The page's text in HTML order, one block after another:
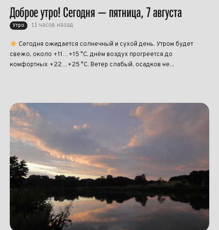
Доброе утро! Сегодня — пятница, 7 августа
Утро 11 часов назад
Сегодня ожидается солнечный и сухой день. Утром будет
свежо, около +11…+15 °C, днём воздух прогреется до
комфортных +22…+25 °C. Ветер слабый, осадков не...